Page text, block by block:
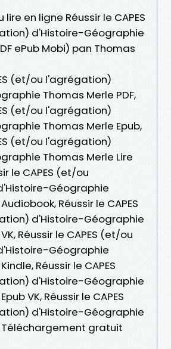
en ligne Réussir le CAPES
d'Histoire-Géographie
ePub Mobi) pan Thomas
(et/ou l'agrégation)
Thomas Merle PDF,
(et/ou l'agrégation)
Thomas Merle Epub,
(et/ou l'agrégation)
Thomas Merle Lire
le CAPES (et/ou
Géographie
Réussir le CAPES
d'Histoire-Géographie
Réussir le CAPES (et/ou
Géographie
Réussir le CAPES
d'Histoire-Géographie
VK, Réussir le CAPES
d'Histoire-Géographie
Téléchargement gratuit